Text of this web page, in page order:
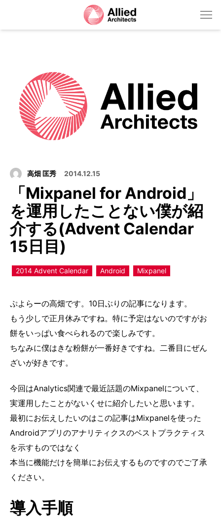
高畑 匡秀 2014.12.15
「Mixpanel for Android」
を運用したことない僕が紹
介する(Advent Calendar
15日目)
2014 Advent Calendar Android Mixpanel
ぷよらーの高畑です。10日ぶりの記事になります。
もう少しで正月休みですね。特に予定はないのですがお
餅をいっぱい食べられるので楽しみです。
ちなみに僕はきな粉餅が一番好きですね。二番目にぜん
ざいが好きです。
今回はAnalytics関連で最近話題のMixpanelについて、
実運用したことがないくせに紹介したいと思います。
最初にお伝えしたいのはこの記事はMixpanelを使った
Androidアプリのアナリティクスのベストプラクティス
を示すものではなく
本当に機能だけを簡単にお伝えするものですのでご了承
ください。
導入手順